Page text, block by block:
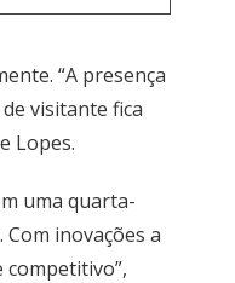
“A presença
visitante fica
Lopes.
uma quarta-
inovações a